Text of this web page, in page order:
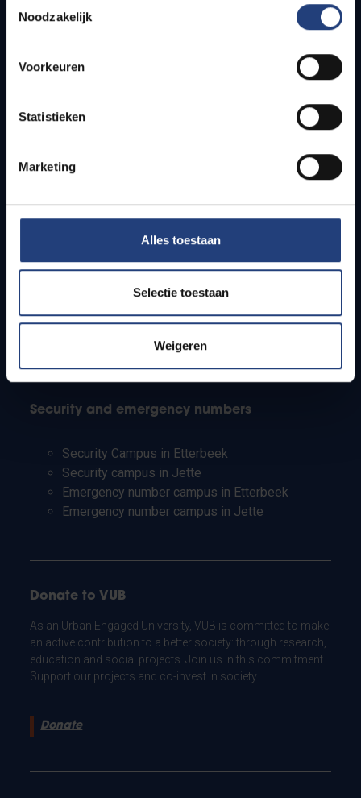
Noodzakelijk
Voorkeuren
Statistieken
Marketing
Alles toestaan
Selectie toestaan
Weigeren
Quick links
Webmail
How to get to the VUB campuses
Campus facilities
Info for
Students
Teachers and secondary schools
Working students
International students
Security and emergency numbers
Security Campus in Etterbeek
Security campus in Jette
Emergency number campus in Etterbeek
Emergency number campus in Jette
Donate to VUB
As an Urban Engaged University, VUB is committed to make
an active contribution to a better society: through research,
education and social projects. Join us in this commitment.
Support our projects and co-invest in society.
Donate